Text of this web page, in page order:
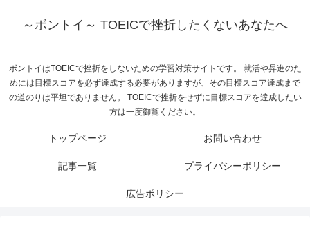
～ボントイ～ TOEICで挫折したくないあなたへ
ボントイはTOEICで挫折をしないための学習対策サイトです。 就活や昇進のた
めには目標スコアを必ず達成する必要がありますが、その目標スコア達成まで
の道のりは平坦でありません。 TOEICで挫折をせずに目標スコアを達成したい
方は一度御覧ください。
トップページ お問い合わせ
記事一覧 プライバシーポリシー
広告ポリシー